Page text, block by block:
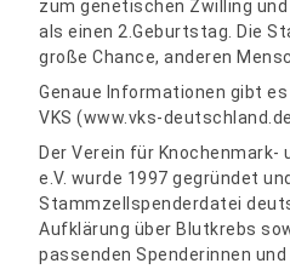
zum genetischen Zwilling
als einen 2.Geburtstag. Die
große Chance, anderen
Genaue Informationen gibt
VKS (www.vks-
Der Verein für Knochenmark-
e.V. wurde 1997 gegründet
Stammzellspenderdatei
Aufklärung über Blutkrebs
passenden Spenderinnen und